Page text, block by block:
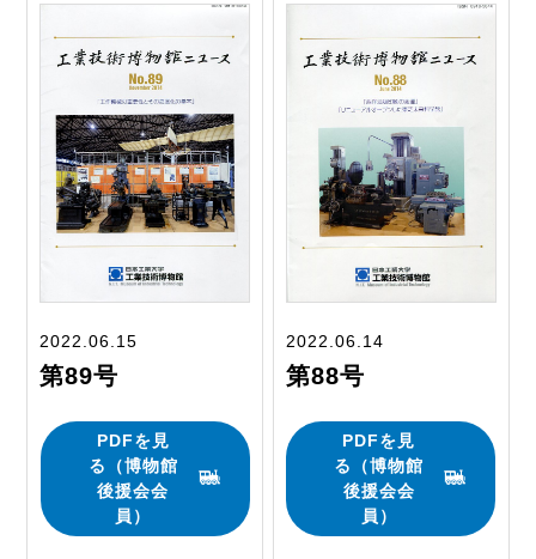
2022.06.15
第89号
PDFを見
る（博物館
後援会会
員）
2022.06.14
第88号
PDFを見
る（博物館
後援会会
員）